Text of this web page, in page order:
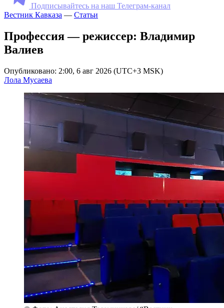
Подписывайтесь на наш Телеграм-канал
Вестник Кавказа — Статьи
Профессия — режиссер: Владимир
Валиев
Опубликовано: 2:00, 6 авг 2026 (UTC+3 MSK)
Лола Мусаева